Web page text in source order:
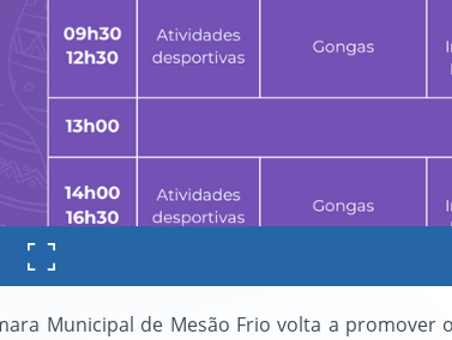
Municipal de Mesão Frio volta a promover